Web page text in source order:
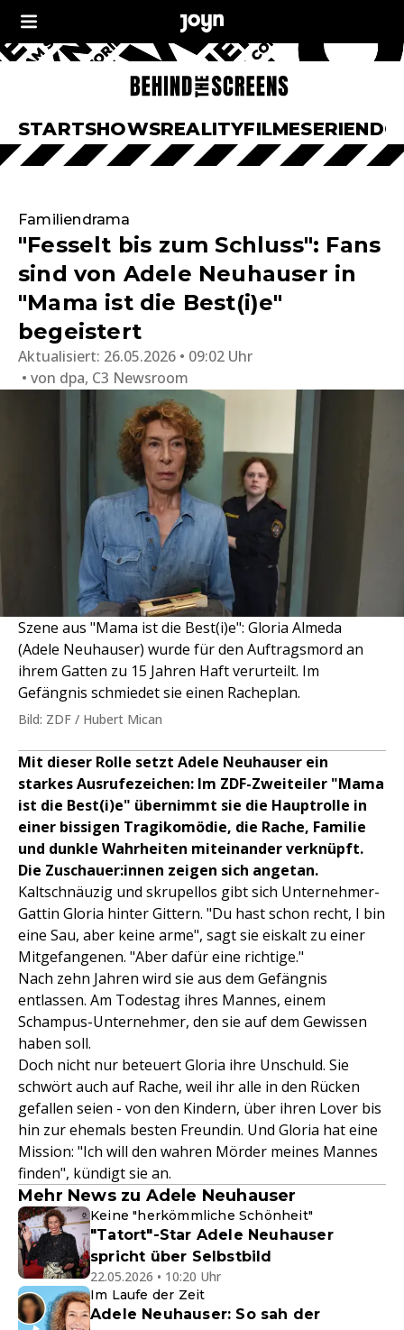
STARTSHOWSREALITYFILMESERIEN
Familiendrama
"Fesselt bis zum Schluss": Fans
sind von Adele Neuhauser in
"Mama ist die Best(i)e"
begeistert
Aktualisiert: 26.05.2026 • 09:02 Uhr
von dpa, C3 Newsroom
Szene aus "Mama ist die Best(i)e": Gloria Almeda
(Adele Neuhauser) wurde für den Auftragsmord an
ihrem Gatten zu 15 Jahren Haft verurteilt. Im
Gefängnis schmiedet sie einen Racheplan.
Bild: ZDF / Hubert Mican
Mit dieser Rolle setzt Adele Neuhauser ein
starkes Ausrufezeichen: Im ZDF-Zweiteiler "Mama
ist die Best(i)e" übernimmt sie die Hauptrolle in
einer bissigen Tragikomödie, die Rache, Familie
und dunkle Wahrheiten miteinander verknüpft.
Die Zuschauer:innen zeigen sich angetan.
Kaltschnäuzig und skrupellos gibt sich Unternehmer-
Gattin Gloria hinter Gittern. "Du hast schon recht, I bin
eine Sau, aber keine arme", sagt sie eiskalt zu einer
Mitgefangenen. "Aber dafür eine richtige."
Nach zehn Jahren wird sie aus dem Gefängnis
entlassen. Am Todestag ihres Mannes, einem
Schampus-Unternehmer, den sie auf dem Gewissen
haben soll.
Doch nicht nur beteuert Gloria ihre Unschuld. Sie
schwört auch auf Rache, weil ihr alle in den Rücken
gefallen seien - von den Kindern, über ihren Lover bis
hin zur ehemals besten Freundin. Und Gloria hat eine
Mission: "Ich will den wahren Mörder meines Mannes
finden", kündigt sie an.
Mehr News zu Adele Neuhauser
Keine "herkömmliche Schönheit"
"Tatort"-Star Adele Neuhauser
spricht über Selbstbild
22.05.2026 • 10:20 Uhr
Im Laufe der Zeit
Adele Neuhauser: So sah der